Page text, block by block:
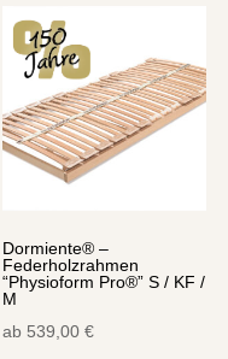
Dormiente® –
Federholzrahmen
“Physioform Pro®” S / KF /
M
ab 539,00 €